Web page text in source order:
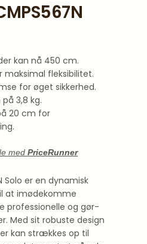
kan nå 450 cm.
maksimal fleksibilitet.
for øget sikkerhed.
3,8 kg.
20 cm for
med PriceRunner
Solo er en dynamisk
at imødekomme
professionelle og gør-
Med sit robuste design
kan strækkes op til